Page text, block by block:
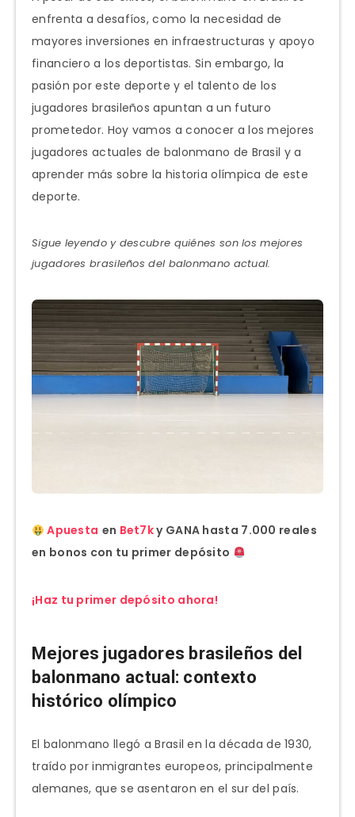
enfrenta a desafíos, como la necesidad de
mayores inversiones en infraestructuras y apoyo
financiero a los deportistas. Sin embargo, la
pasión por este deporte y el talento de los
jugadores brasileños apuntan a un futuro
prometedor. Hoy vamos a conocer a los mejores
jugadores actuales de balonmano de Brasil y a
aprender más sobre la historia olímpica de este
deporte.
Sigue leyendo y descubre quiénes son los mejores
jugadores brasileños del balonmano actual.
Apuesta en Bet7ky GANA hasta 7.000 reales
en bonos con tu primer depósito
¡Haz tu primer depósito ahora!
Mejores jugadores brasileños del
balonmano actual: contexto
histórico olímpico
El balonmano llegó a Brasil en la década de 1930,
traído por inmigrantes europeos, principalmente
alemanes, que se asentaron en el sur del país.